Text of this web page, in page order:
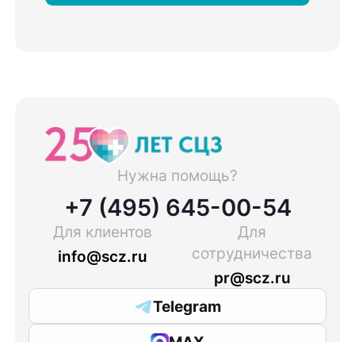
Нужна помощь?
+7 (495) 645-00-54
Для клиентов
info@scz.ru
Для
сотрудничества
pr@scz.ru
Telegram